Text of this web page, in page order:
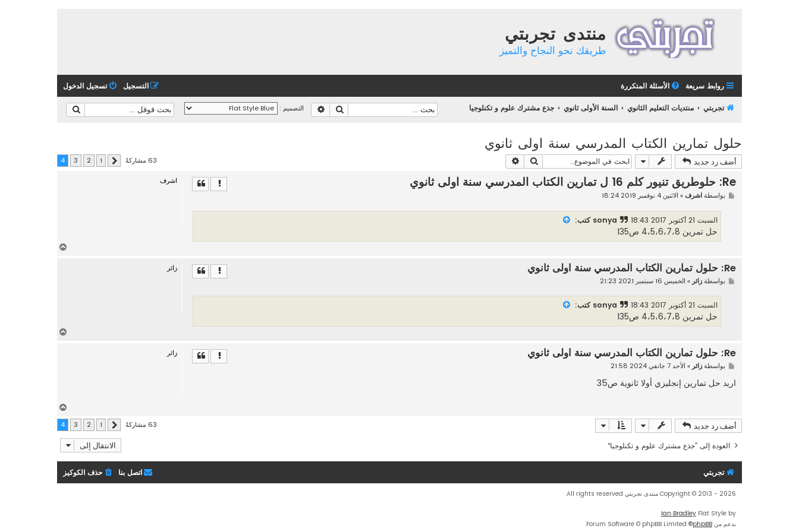
منتدى تجربتي
طريقك نحو النجاح والتميز
روابط سريعة الأسئلة المتكررة تسجيل الدخول التسجيل
تجربتي منتديات التعليم الثانوي السنة الأولى ثانوي جذع مشترك علوم و تكنلوجيا التصميم : بحث بحث متقدم
حلول تمارين الكتاب المدرسي سنة اولى ثانوي
أضف رد جديد بحث 63 مشاركةً السابق 1
2
3
4
اشرف Re: حلوطريق تنيور كلم 16 ل تمارين الكتاب المدرسي سنة اولى ثانوي
مبواسطةاشرف» الاثنين 4 نوفمبر 2019 18:24
sonya كتب: السبت 21 أكتوبر 2017 18:43
حل تمرين 4،5،6،7،8 ص135
زائر Re: حلول تمارين الكتاب المدرسي سنة اولى ثانوي
مبواسطةزائر » الخميس 16 سبتمبر 2021 21:23
sonya كتب: السبت 21 أكتوبر 2017 18:43
حل تمرين 4،5،6،7،8 ص135
زائر Re: حلول تمارين الكتاب المدرسي سنة اولى ثانوي
م
ر
بواسطةزائر » الأحد 7 جانفي 2024 21:58
اريد حل تمارين إنجليزي أولا ثانوية ص35
ع
ل
أضف رد جديد 63 مشاركةً السابق 1
2
3
4
العودة إلى ”جذع مشترك علوم و تكنلوجيا“ الانتقال إلى
تجربتي حذف الكوكيز اتصل بنا
Copyright © 2013 - 2026 منتدى تجربتي All rights reserved.
Flat Style by
Ian Bradley
بدعم من phpBB
® Forum Software © phpBB Limited